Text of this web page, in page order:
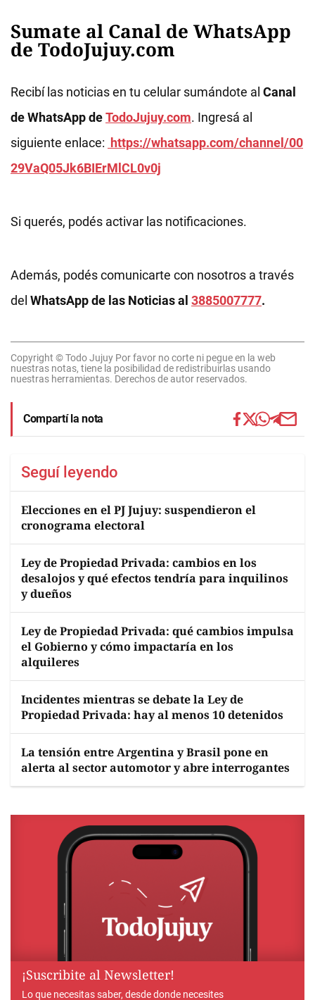
Sumate al Canal de WhatsApp
de TodoJujuy.com
Recibí las noticias en tu celular sumándote al Canal
de WhatsApp deTodoJujuy.com. Ingresá al
siguiente enlace: https://whatsapp.com/channel/00
29VaQ05Jk6BIErMlCL0v0j
Si querés, podés activar las notificaciones.
Además, podés comunicarte con nosotros a través
del WhatsApp de las Noticias al 3885007777.
Copyright © Todo Jujuy Por favor no corte ni pegue en la web
nuestras notas, tiene la posibilidad de redistribuirlas usando
nuestras herramientas. Derechos de autor reservados.
Compartí la nota
Seguí leyendo
Elecciones en el PJ Jujuy: suspendieron el
cronograma electoral
Ley de Propiedad Privada: cambios en los
desalojos y qué efectos tendría para inquilinos
y dueños
Ley de Propiedad Privada: qué cambios impulsa
el Gobierno y cómo impactaría en los
alquileres
Incidentes mientras se debate la Ley de
Propiedad Privada: hay al menos 10 detenidos
La tensión entre Argentina y Brasil pone en
alerta al sector automotor y abre interrogantes
¡Suscribite al Newsletter!
Lo que necesitas saber, desde donde necesites